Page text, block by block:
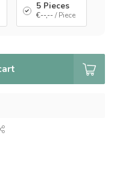
5 Pieces
€--,-- / Piece